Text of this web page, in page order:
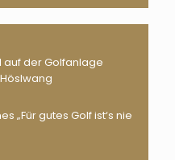
auf der Golfanlage
„Für gutes Golf ist‘s nie